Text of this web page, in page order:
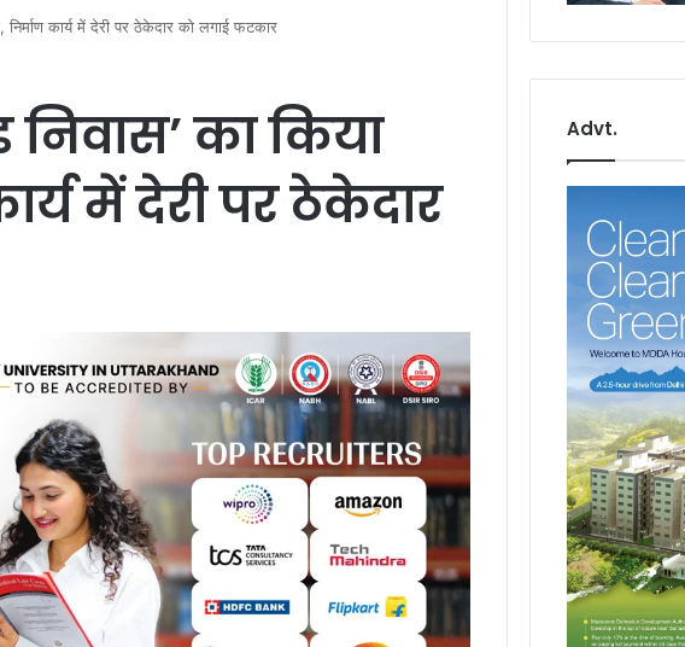
निर्माण कार्य में देरी पर ठेकेदार को लगाई फटकार
निवास’ का किया
में देरी पर ठेकेदार
Advt.